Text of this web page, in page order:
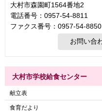
大村市森園町1564番地2
電話番号：0957-54-8811
ファクス番号：0957-54-8850
大村市学校給食センター
献立表
食育だより